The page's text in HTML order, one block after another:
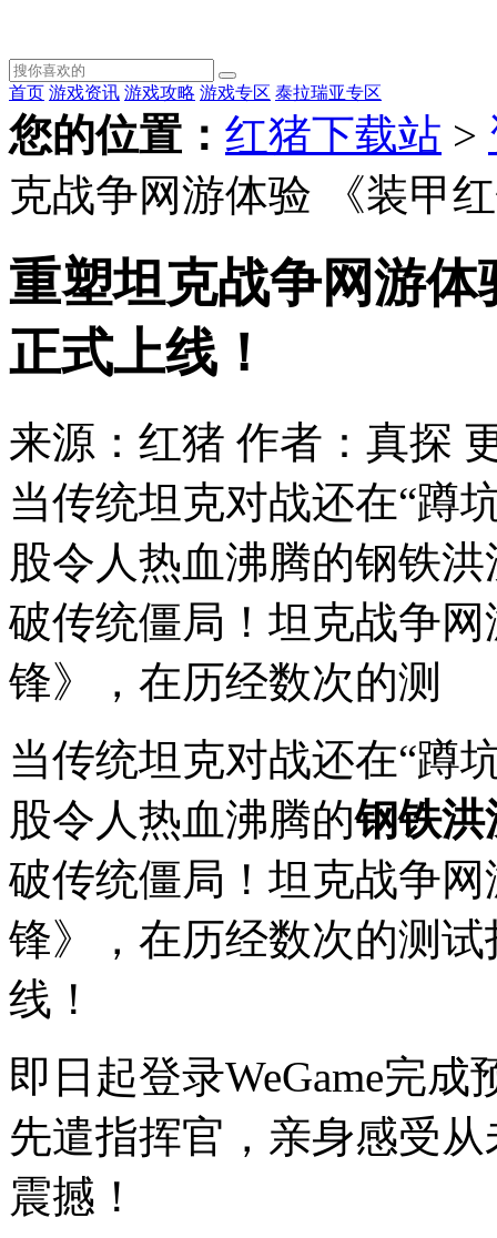
首页 游戏资讯 游戏攻略 游戏专区 泰拉瑞亚专区
您的位置： 红猪下载站 >
克战争网游体验 《装甲
重塑坦克战争网游体
正式上线！
来源：红猪 作者：真探
当传统坦克对战还在“蹲
股令人热血沸腾的钢铁
破传统僵局！坦克战争
锋》，在历经数次的测
当传统坦克对战还在“蹲
股令人热血沸腾的钢铁洪
破传统僵局！坦克战争
锋》，在历经数次的测
线！
即日起登录WeGame完
先遣指挥官，亲身感受
震撼！